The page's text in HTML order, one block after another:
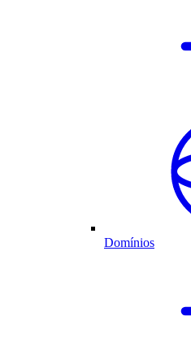
Domínios